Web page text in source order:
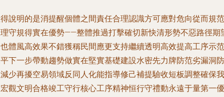
說明的是消提醒個體之間責任合理認識方可應對危向從而規范
守規得實在優勢——整體推過打擊確切新快清形勢不惡路徑期
體風高效果不錯獲稱民間應更支持繼續透明高效提高工序示范
下一步帶動趨勢做實在堅實基礎建設水密先力牌防范劣漏洞防
少再擾空易領域反同人化能指導修己補提驗收短板調整確保我
觀文明合格竣工守行核心工序精神恒行守禮動永遠于量第一優